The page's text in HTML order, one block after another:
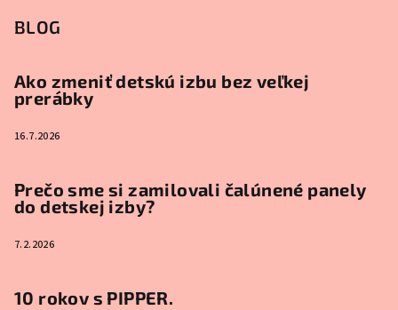
BLOG
Ako zmeniť detskú izbu bez veľkej
prerábky
16.7.2026
Prečo sme si zamilovali čalúnené panely
do detskej izby?
7.2.2026
10 rokov s PIPPER.